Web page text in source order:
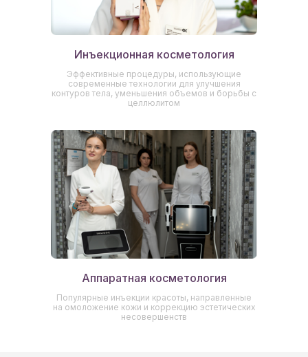
Эффективные процедуры, использующие
современные технологии для улучшения
контуров тела, уменьшения объемов и борьбы с
целлюлитом
Аппаратная косметология
Популярные инъекции красоты, направленные
на омоложение кожи и коррекцию эстетических
несовершенств
Инъекционная косметология